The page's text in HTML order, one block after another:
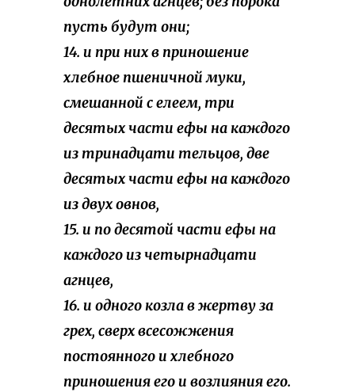
пусть будут они;
14. и при них в приношение
хлебное пшеничной муки,
смешанной с елеем, три
десятых части ефы на каждого
из тринадцати тельцов, две
десятых части ефы на каждого
из двух овнов,
15. и по десятой части ефы на
каждого из четырнадцати
агнцев,
16. и одного козла в жертву за
грех, сверх всесожжения
постоянного и хлебного
приношения его и возлияния его.